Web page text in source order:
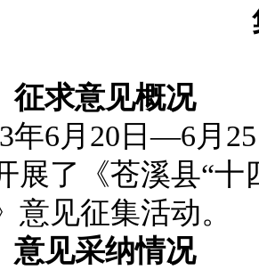
征求意见概况
年6月20日—6月
展了《苍溪县“
意见征集活动。
意见采纳情况